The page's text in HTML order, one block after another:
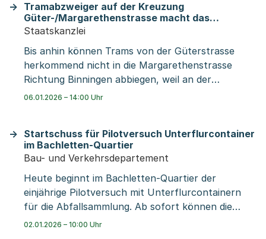
erschliesst das Quartier. In Richtung Spalentor ist
die Missionsstrasse für den Strassenverkehr
gesperrt. Die Arbeiten verbessern den
Verkehrsfluss, bringen mehr Verkehrssicherheit
und sorgen für mehr Stadtgrün.
Tramabzweiger auf der Kreuzung
Güter-/Margarethenstrasse macht das
Tramnetz flexibler und sichert das Tramangebot
Staatskanzlei
Bis anhin können Trams von der Güterstrasse
herkommend nicht in die Margarethenstrasse
Richtung Binningen abbiegen, weil an der
Kreuzung Güterstrasse/Margarethenstrasse eine
2023 dazu, dass das Gundeli und auch Fahrgäste
aus Binningen über Monate auf einen Teil ihrer
Tramverbindungen verzichten mussten. Um diese
Lücke im Netz zu schliessen, möchte der
Regierungsrat den Tramabzweiger
Güter-/Margarethenstrasse realisieren. Hierfür
beantragt er dem Grossen Rat Ausgaben von rund
06.01.2026 – 14:00 Uhr
Startschuss für Pilotversuch Unterflurcontainer
im Bachletten-Quartier
Bau- und Verkehrsdepartement
Heute beginnt im Bachletten-Quartier der
einjährige Pilotversuch mit Unterflurcontainern
für die Abfallsammlung. Ab sofort können die
Quartierbewohnerinnen und -bewohner ihre
02.01.2026 – 10:00 Uhr